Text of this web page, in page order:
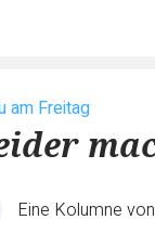
am Freitag
Eine Kolumne von